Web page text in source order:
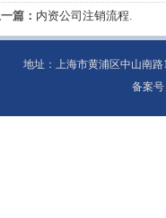
篇： 内资公司注销流程.
地址：上海市黄浦区中山南路
备案号